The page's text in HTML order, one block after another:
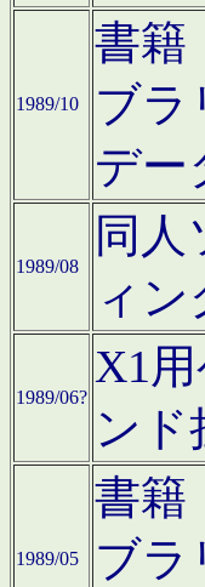
1989/10
書籍
ブラ
デー
1989/08
同人
ィ
1989/06?
X1
ンド
1989/05
書籍
ブラ